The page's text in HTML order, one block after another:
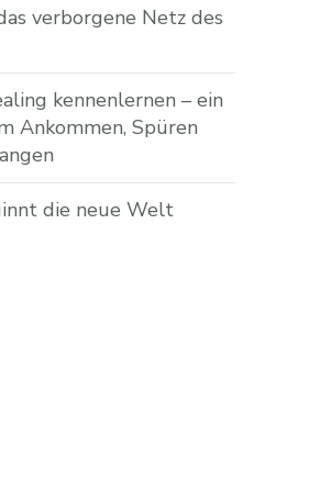
verborgene Netz des
kennenlernen – ein
Ankommen, Spüren
die neue Welt